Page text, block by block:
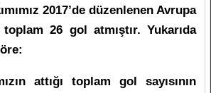
2017’de düzenlenen Avrupa
toplam 26 gol atmıştır. Yukarıda
attığı toplam gol sayısının